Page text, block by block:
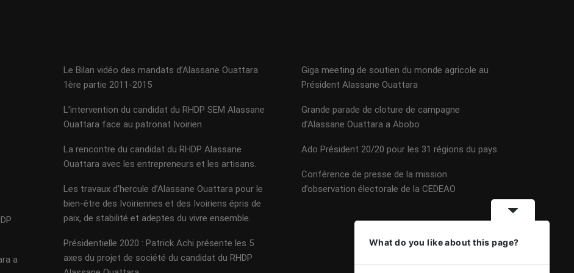
a
Le Bilan vidéo des mandats d’Alassane Ouattara
1ère partie 2011-2015
L’intervention du candidat du RHDP SEM Alassane
Ouattara face au patronat Ivoirien
La rencontre du candidat du RHDP Alassane
Ouattara avec les entrepreneurs et les artisans.
Les travaux d’hercule d’Alassane Ouattara pour le
bien-être des Ivoiriennes et des Ivoiriens épris de
paix, de stabilité et adeptes du vivre ensemble.
Présidentielle 2020 : Patrick Achi présente les 5
axes du projet de société du candidat du RHDP
Giga meeting de soutien du monde agricole au
Président Alassane Ouattara
Grande parade de cloture de campagne
d’Alassane Ouattara a Abobo
Ado Président 20/20 pour les 31 régions du pays.
Conférence de presse de la mission
d’observation électorale de la CEDEAO
What do you like about this page?